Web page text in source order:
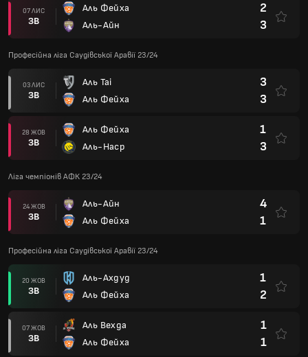
07 ЛИС
ЗВ
Аль Фейха
Аль-Айн
2
3
Професійна ліга Саудівської Аравії 23/24
03 ЛИС
ЗВ
Аль Таі
Аль Фейха
3
3
28 ЖОВ
ЗВ
Аль Фейха
Аль-Наср
1
3
Ліга чемпіонів АФК 23/24
24 ЖОВ
ЗВ
Аль-Айн
Аль Фейха
4
1
Професійна ліга Саудівської Аравії 23/24
20 ЖОВ
ЗВ
Аль-Ахдуд
Аль Фейха
1
2
07 ЖОВ
ЗВ
Аль Вехда
Аль Фейха
1
1